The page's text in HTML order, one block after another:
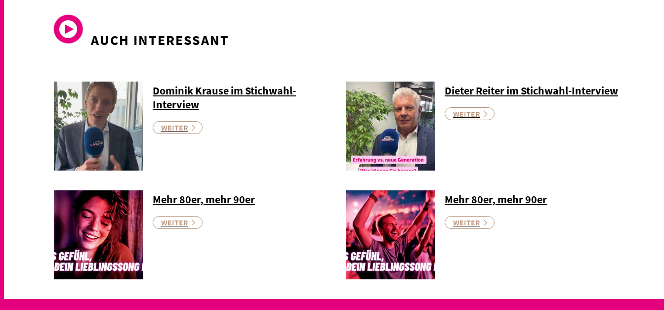
AUCH INTERESSANT
Dominik Krause im Stichwahl-
Interview
WEITER
Dieter Reiter im Stichwahl-Interview
WEITER
Mehr 80er, mehr 90er
WEITER
Mehr 80er, mehr 90er
WEITER